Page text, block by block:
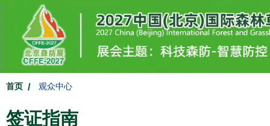
首页 观众中心
签证指南